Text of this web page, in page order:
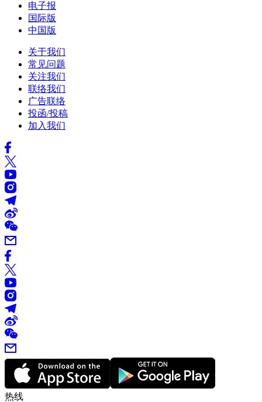
电子报
国际版
中国版
关于我们
常见问题
关注我们
联络我们
广告联络
投函/投稿
加入我们
热线